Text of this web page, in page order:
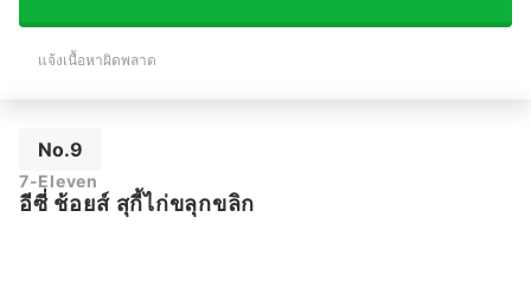
แจ้งเนื้อหาผิดพลาด
No.9
7-Eleven
อีซี่ ช้อยส์ สุกี้ไก่ขลุกขลิก